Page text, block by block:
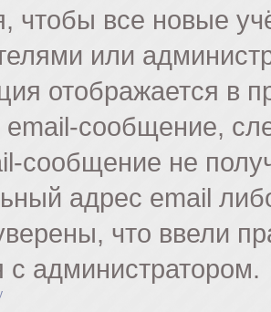
чтобы все новые
или
отображается в
email-сообщение,
сообщение не
адрес email
что ввели
с администратором.